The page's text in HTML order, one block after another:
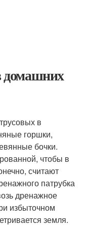
домашних
в
горшки,
бочки.
чтобы в
считают
патрубка
дренажное
избыточном
земля.